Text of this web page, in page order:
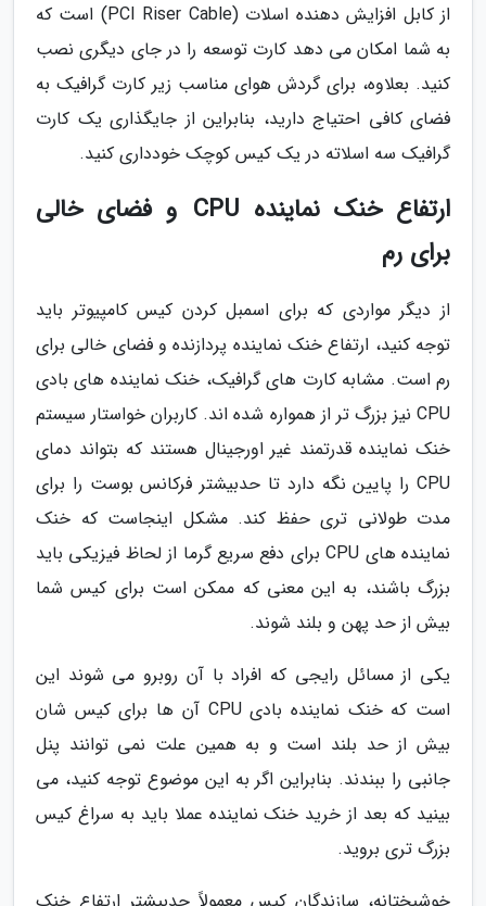
از کابل افزایش دهنده اسلات (PCI Riser Cable) است که
به شما امکان می دهد کارت توسعه را در جای دیگری نصب
کنید. بعلاوه، برای گردش هوای مناسب زیر کارت گرافیک به
فضای کافی احتیاج دارید، بنابراین از جایگذاری یک کارت
گرافیک سه اسلاته در یک کیس کوچک خودداری کنید.
ارتفاع خنک نماینده CPU و فضای خالی
برای رم
از دیگر مواردی که برای اسمبل کردن کیس کامپیوتر باید
توجه کنید، ارتفاع خنک نماینده پردازنده و فضای خالی برای
رم است. مشابه کارت های گرافیک، خنک نماینده های بادی
CPU نیز بزرگ تر از همواره شده اند. کاربران خواستار سیستم
خنک نماینده قدرتمند غیر اورجینال هستند که بتواند دمای
CPU را پایین نگه دارد تا حدبیشتر فرکانس بوست را برای
مدت طولانی تری حفظ کند. مشکل اینجاست که خنک
نماینده های CPU برای دفع سریع گرما از لحاظ فیزیکی باید
بزرگ باشند، به این معنی که ممکن است برای کیس شما
بیش از حد پهن و بلند شوند.
یکی از مسائل رایجی که افراد با آن روبرو می شوند این
است که خنک نماینده بادی CPU آن ها برای کیس شان
بیش از حد بلند است و به همین علت نمی توانند پنل
جانبی را ببندند. بنابراین اگر به این موضوع توجه کنید، می
بینید که بعد از خرید خنک نماینده عملا باید به سراغ کیس
بزرگ تری بروید.